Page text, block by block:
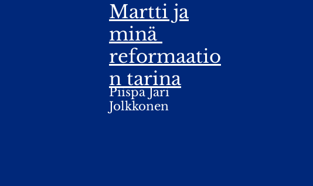
Martti ja
minä
reformaatio
n tarina
Piispa Jari
Jolkkonen